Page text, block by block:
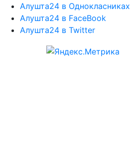
Алушта24 в Однокласниках
Алушта24 в FaceBook
Алушта24 в Twitter